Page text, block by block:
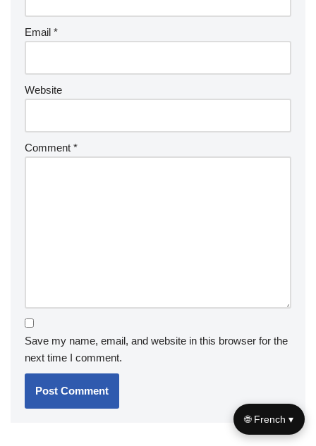
Email *
Website
Comment *
Save my name, email, and website in this browser for the
next time I comment.
🌐 French ▾